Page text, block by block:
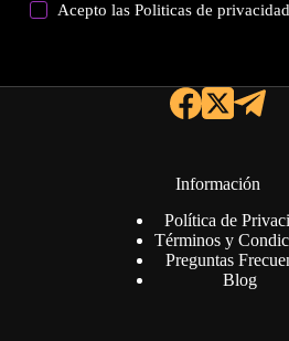
Acepto lasPoliticas de privacidad
Información
Política de
Términos y
Preguntas
Blog